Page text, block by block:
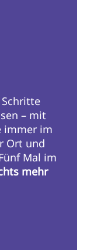
– mit
immer im
Ort und
Mal im
mehr